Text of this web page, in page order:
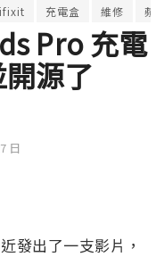
ifixit 充電盒 維修 蘋
Pro 充電
源了
日
發出了一支影片，